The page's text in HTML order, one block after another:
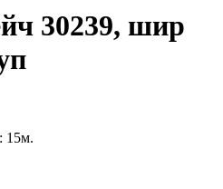
30239, шир
15м.